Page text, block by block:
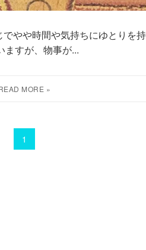
やや時間や気持ちにゆとりを
ますが、物事が...
1